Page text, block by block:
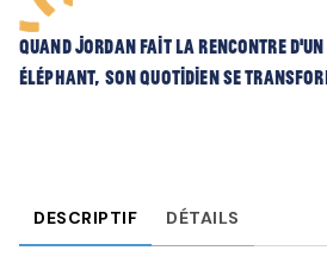
Quand Jordan fait la rencontre d’un
éléphant, son quotidien se
DESCRIPTIF DÉTAILS